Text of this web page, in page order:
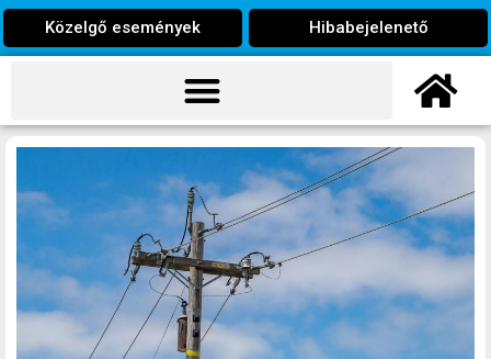
Közelgő események Hibabejelenető